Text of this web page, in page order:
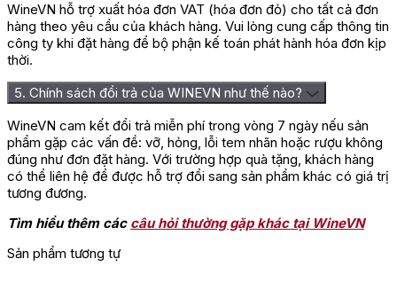
WineVN hỗ trợ xuất hóa đơn VAT (hóa đơn đỏ) cho tất cả đơn
hàng theo yêu cầu của khách hàng. Vui lòng cung cấp thông tin
công ty khi đặt hàng để bộ phận kế toán phát hành hóa đơn kịp
thời.
5. Chính sách đổi trả của WINEVN như thế nào?
WineVN cam kết đổi trả miễn phí trong vòng 7 ngày nếu sản
phẩm gặp các vấn đề: vỡ, hỏng, lỗi tem nhãn hoặc rượu không
đúng như đơn đặt hàng. Với trường hợp quà tặng, khách hàng
có thể liên hệ để được hỗ trợ đổi sang sản phẩm khác có giá trị
tương đương.
Tìm hiểu thêm các câu hỏi thường gặp khác tại WineVN
Sản phẩm tương tự